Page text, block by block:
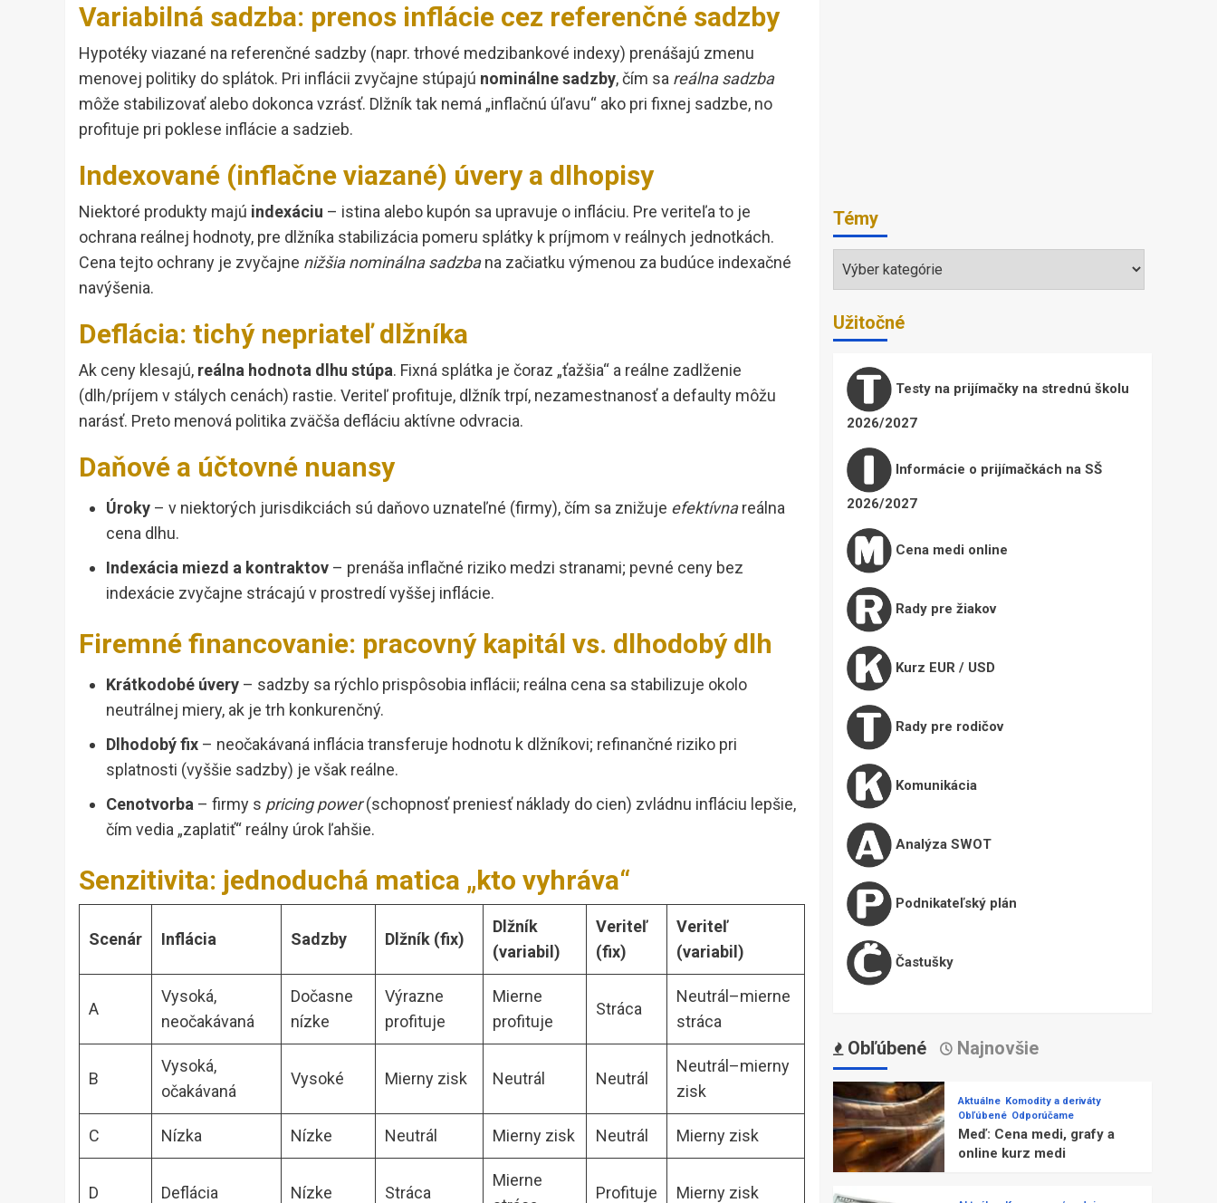
Variabilná sadzba: prenos inflácie cez referenčné sadzby
Hypotéky viazané na referenčné sadzby (napr. trhové medzibankové indexy) prenášajú zmenu
menovej politiky do splátok. Pri inflácii zvyčajne stúpajú nominálne sadzby, čím sa reálna sadzba
môže stabilizovať alebo dokonca vzrásť. Dlžník tak nemá „inflačnú úľavu“ ako pri fixnej sadzbe, no
profituje pri poklese inflácie a sadzieb.
Indexované (inflačne viazané) úvery a dlhopisy
Niektoré produkty majú indexáciu – istina alebo kupón sa upravuje o infláciu. Pre veriteľa to je
ochrana reálnej hodnoty, pre dlžníka stabilizácia pomeru splátky k príjmom v reálnych jednotkách.
Cena tejto ochrany je zvyčajne nižšia nominálna sadzbana začiatku výmenou za budúce indexačné
navýšenia.
Deflácia: tichý nepriateľ dlžníka
Ak ceny klesajú, reálna hodnota dlhu stúpa. Fixná splátka je čoraz „ťažšia“ a reálne zadlženie
(dlh/príjem v stálych cenách) rastie. Veriteľ profituje, dlžník trpí, nezamestnanosť a defaulty môžu
narásť. Preto menová politika zväčša defláciu aktívne odvracia.
Daňové a účtovné nuansy
Úroky – v niektorých jurisdikciách sú daňovo uznateľné (firmy), čím sa znižuje efektívnareálna
cena dlhu.
Indexácia miezd a kontraktov – prenáša inflačné riziko medzi stranami; pevné ceny bez
indexácie zvyčajne strácajú v prostredí vyššej inflácie.
Firemné financovanie: pracovný kapitál vs. dlhodobý dlh
Krátkodobé úvery – sadzby sa rýchlo prispôsobia inflácii; reálna cena sa stabilizuje okolo
neutrálnej miery, ak je trh konkurenčný.
Dlhodobý fix – neočakávaná inflácia transferuje hodnotu k dlžníkovi; refinančné riziko pri
splatnosti (vyššie sadzby) je však reálne.
Cenotvorba – firmy s pricing power(schopnosť preniesť náklady do cien) zvládnu infláciu lepšie,
čím vedia „zaplatiť“ reálny úrok ľahšie.
Senzitivita: jednoduchá matica „kto vyhráva“
Scenár Inflácia Sadzby Dlžník (fix)
Dlžník
(variabil)
Veriteľ
(fix)
Veriteľ
(variabil)
A
Vysoká,
neočakávaná
Dočasne
nízke
Výrazne
profituje
Mierne
profituje
Stráca
Neutrál–mierne
stráca
B
Vysoká,
očakávaná
Vysoké Mierny zisk Neutrál Neutrál
Neutrál–mierny
zisk
C Nízka Nízke Neutrál Mierny zisk Neutrál Mierny zisk
D Deflácia Nízke Stráca
Mierne
Profituje Mierny zisk
Témy
Témy
Užitočné
Testy na prijímačky na strednú školu
2026/2027
Informácie o prijímačkách na SŠ
2026/2027
Cena medi online
Rady pre žiakov
Kurz EUR / USD
Rady pre rodičov
Komunikácia
Analýza SWOT
Podnikateľský plán
Častušky
Obľúbené Najnovšie
Aktuálne Komodity a deriváty
Obľúbené Odporúčame
Meď: Cena medi, grafy a
online kurz medi